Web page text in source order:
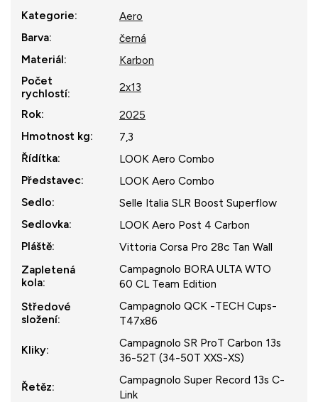
Kategorie:
Aero
Barva:
černá
Materiál:
Karbon
Počet
rychlostí:
2x13
Rok:
2025
Hmotnost kg:
7,3
Řídítka:
LOOK Aero Combo
Představec:
LOOK Aero Combo
Sedlo:
Selle Italia SLR Boost Superflow
Sedlovka:
LOOK Aero Post 4 Carbon
Pláště:
Vittoria Corsa Pro 28c Tan Wall
Zapletená
kola:
Campagnolo BORA ULTA WTO
60 CL Team Edition
Středové
složení:
Campagnolo QCK -TECH Cups-
T47x86
Kliky:
Campagnolo SR ProT Carbon 13s
36-52T (34-50T XXS-XS)
Řetěz:
Campagnolo Super Record 13s C-
Link